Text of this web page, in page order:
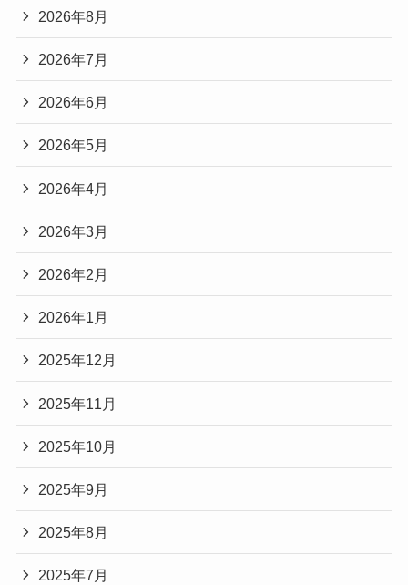
2026年8月
2026年7月
2026年6月
2026年5月
2026年4月
2026年3月
2026年2月
2026年1月
2025年12月
2025年11月
2025年10月
2025年9月
2025年8月
2025年7月